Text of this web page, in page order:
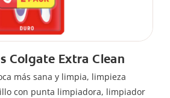
Colgate Extra Clean
más sana y limpia, limpieza
con punta limpiadora, limpiador